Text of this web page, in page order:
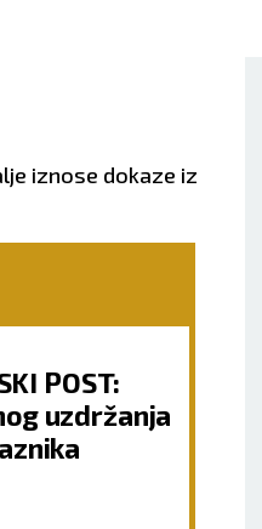
iznose dokaze iz
POST:
uzdržanja